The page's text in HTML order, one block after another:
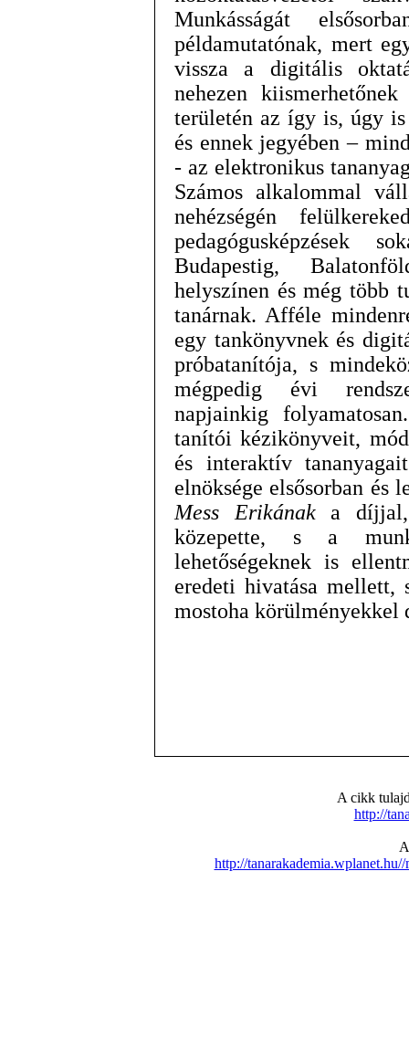
Munkásságát
példamutatónak, mert
vissza a digitális
nehezen
területén az így is, úgy
és ennek jegyében –
- az elektronikus
Számos alkalommal
nehézségén
pedagógusképzések
Budapestig,
helyszínen és még több
tanárnak. Afféle
egy tankönyvnek és
próbatanítója, s
mégpedig évi
napjainkig
tanítói kézikönyveit,
és interaktív
elnöksége elsősorban és
Mess Erikánaka díjjal,
közepette, s a
lehetőségeknek is
eredeti hivatása
mostoha körülményekkel
A cikk
http://
http://